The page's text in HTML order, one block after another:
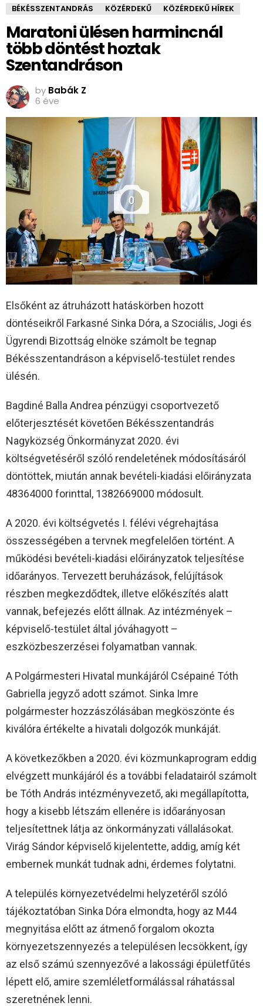
BÉKÉSSZENTANDRÁS KÖZÉRDEKŰ KÖZÉRDEKŰ HÍREK
Maratoni ülésen harmincnál
több döntést hoztak
Szentandráson
by Babák Z
6 éve
0
Elsőként az átruházott hatáskörben hozott
döntéseikről Farkasné Sinka Dóra, a Szociális, Jogi és
Ügyrendi Bizottság elnöke számolt be tegnap
Békésszentandráson a képviselő-testület rendes
ülésén.
Bagdiné Balla Andrea pénzügyi csoportvezető
előterjesztését követően Békésszentandrás
Nagyközség Önkormányzat 2020. évi
költségvetéséről szóló rendeletének módosításáról
döntöttek, miután annak bevételi-kiadási előirányzata
48364000 forinttal, 1382669000 módosult.
A 2020. évi költségvetés I. félévi végrehajtása
összességében a tervnek megfelelően történt. A
működési bevételi-kiadási előirányzatok teljesítése
időarányos. Tervezett beruházások, felújítások
részben megkezdődtek, illetve előkészítés alatt
vannak, befejezés előtt állnak. Az intézmények –
képviselő-testület által jóváhagyott –
eszközbeszerzései folyamatban vannak.
A Polgármesteri Hivatal munkájáról Csépainé Tóth
Gabriella jegyző adott számot. Sinka Imre
polgármester hozzászólásában megköszönte és
kiválóra értékelte a hivatali dolgozók munkáját.
A következőkben a 2020. évi közmunkaprogram eddig
elvégzett munkájáról és a további feladatairól számolt
be Tóth András intézményvezető, aki megállapította,
hogy a kisebb létszám ellenére is időarányosan
teljesítettnek látja az önkormányzati vállalásokat.
Virág Sándor képviselő kijelentette, addig, amíg két
embernek munkát tudnak adni, érdemes folytatni.
A település környezetvédelmi helyzetéről szóló
tájékoztatóban Sinka Dóra elmondta, hogy az M44
megnyitása előtt az átmenő forgalom okozta
környezetszennyezés a településen lecsökkent, így
az első számú szennyezővé a lakossági épületfűtés
lépett elő, amire szemléletformálással ráhatással
szeretnének lenni.